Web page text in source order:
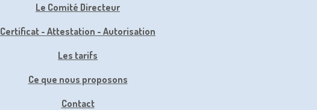
Le Comité Directeur
Certificat - Attestation - Autorisation
Les tarifs
Ce que nous proposons
Contact